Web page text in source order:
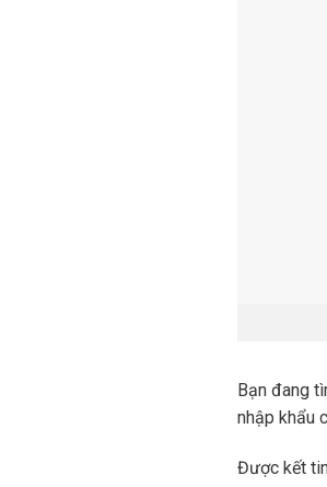
Bạn đang
nhập khẩu
Được kết